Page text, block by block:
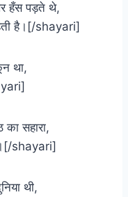
हँस पड़ते थे,
है।[/shayari]
था,
सहारा,
shayari]
थी,